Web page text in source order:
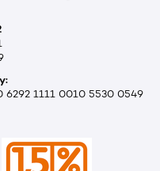
6292 1111 0010 5530 0549